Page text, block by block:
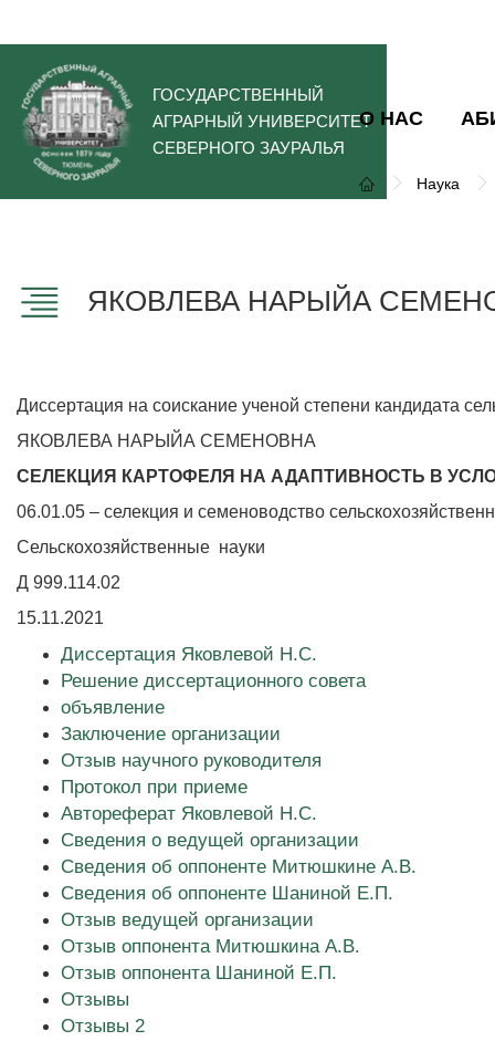
ГОСУДАРСТВЕННЫЙ
АГРАРНЫЙ УНИВЕРСИТЕТ
СЕВЕРНОГО ЗАУРАЛЬЯ
О НАС
Наука
ЯКОВЛЕВА НАРЫЙА
Диссертация на соискание ученой степени кандидата
ЯКОВЛЕВА НАРЫЙА СЕМЕНОВНА
СЕЛЕКЦИЯ КАРТОФЕЛЯ НА АДАПТИВНОСТЬ В
06.01.05 – селекция и семеноводство
Сельскохозяйственные науки
Д 999.114.02
15.11.2021
Диссертация Яковлевой Н.С.
Решение диссертационного совета
объявление
Заключение организации
Отзыв научного руководителя
Протокол при приеме
Автореферат Яковлевой Н.С.
Сведения о ведущей организации
Сведения об оппоненте Митюшкине А.В.
Сведения об оппоненте Шаниной Е.П.
Отзыв ведущей организации
Отзыв оппонента Митюшкина А.В.
Отзыв оппонента Шаниной Е.П.
Отзывы
Отзывы 2